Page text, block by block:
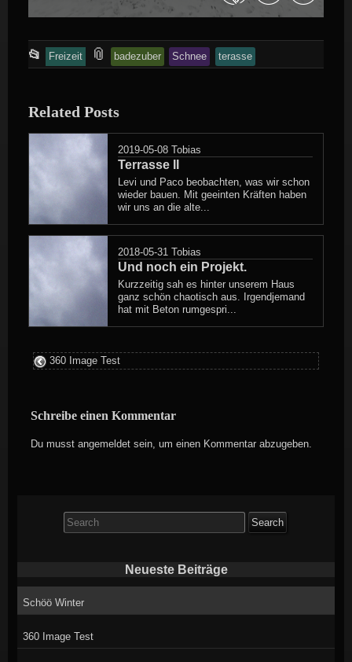
📂 This
entry
posted
in
Freizeit 📎 and
badezuber Schnee terasse
Related Posts
2019-05-08 Tobias
Terrasse II
Levi und Paco beobachten, was wir schon
wieder bauen. Mit geeinten Kräften haben
wir uns an die alte...
2018-05-31 Tobias
Und noch ein Projekt.
Kurzzeitig sah es hinter unserem Haus
ganz schön chaotisch aus. Irgendjemand
hat mit Beton rumgespri...
360 Image Test
Schreibe einen Kommentar
Du musst angemeldet sein, um einen Kommentar abzugeben.
Search
for:
Neueste Beiträge
Schöö Winter
360 Image Test